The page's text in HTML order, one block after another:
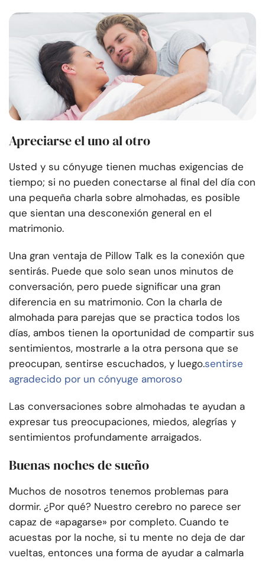
Apreciarse el uno al otro
Usted y su cónyuge tienen muchas exigencias de
tiempo; si no pueden conectarse al final del día con
una pequeña charla sobre almohadas, es posible
que sientan una desconexión general en el
matrimonio.
Una gran ventaja de Pillow Talk es la conexión que
sentirás. Puede que solo sean unos minutos de
conversación, pero puede significar una gran
diferencia en su matrimonio. Con la charla de
almohada para parejas que se practica todos los
días, ambos tienen la oportunidad de compartir sus
sentimientos, mostrarle a la otra persona que se
preocupan, sentirse escuchados, y luego.sentirse
agradecido por un cónyuge amoroso
Las conversaciones sobre almohadas te ayudan a
expresar tus preocupaciones, miedos, alegrías y
sentimientos profundamente arraigados.
Buenas noches de sueño
Muchos de nosotros tenemos problemas para
dormir. ¿Por qué? Nuestro cerebro no parece ser
capaz de «apagarse» por completo. Cuando te
acuestas por la noche, si tu mente no deja de dar
vueltas, entonces una forma de ayudar a calmarla